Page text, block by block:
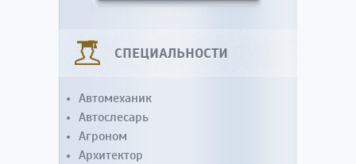
СПЕЦИАЛЬНОСТИ
Автомеханик
Автослесарь
Агроном
Архитектор